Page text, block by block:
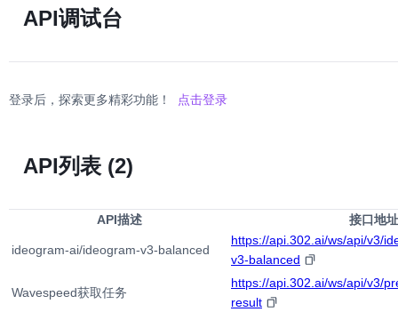
API调试台
登录后，探索更多精彩功能！ 点击登录
API列表 (2)
API描述 接口地址
ideogram-ai/ideogram-v3-balanced
https://api.302.ai/ws/api/v3/
v3-balanced
Wavespeed获取任务
https://api.302.ai/ws/api/v3/
result